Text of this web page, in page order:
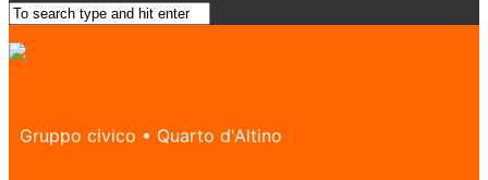
Gruppo civico • Quarto d'Altino